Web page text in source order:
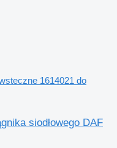
1614021 do
siodłowego DAF